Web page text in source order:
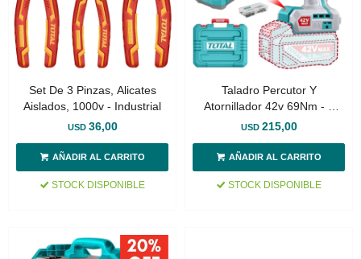
Set De 3 Pinzas, Alicates
Aislados, 1000v - Industrial
USD 36,00
STOCK DISPONIBLE
Taladro Percutor Y
Atornillador 42v 69Nm - 2
Baterías, Cargador Y Maletín
USD 215,00
STOCK DISPONIBLE